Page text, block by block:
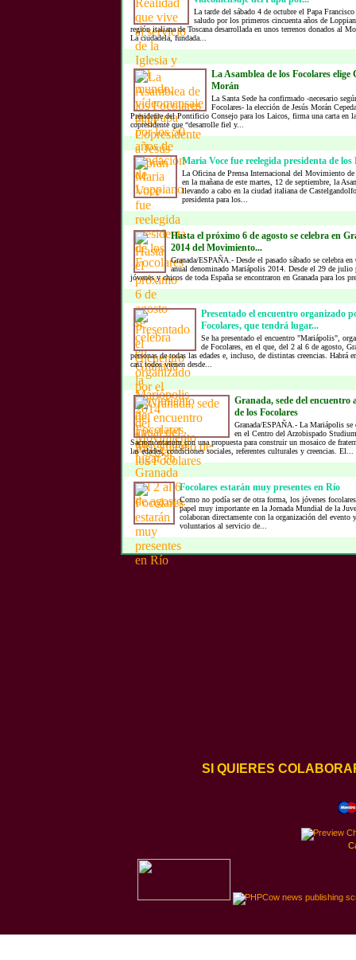
La tarde del sábado 4 de octubre el Papa
saludo por los primeros cincuenta años de
región italiana de Toscana desarrollada en unos terrenos donados al
La ciudadela, fundada...
La Asamblea de los Focolares elige
Morán
La Santa Sede ha confirmado -necesario
Focolares- la elección de Jesús Morán
Presidente del Pontificio Consejo para los Laicos, firma una carta en
copresidente que “desarrolle fiel y...
Maria Voce fue reelegida presidenta de los
La Oficina de Prensa Internacional del Movimiento
en la mañana de este martes, 12 de septiembre, la
llevando a cabo en la ciudad italiana de
presidenta para los...
Hasta el próximo 6 de agosto se celebra en
2014 del Movimiento...
Granada/ESPAÑA.- Desde el pasado sábado se celebra
anual denominado Mariápolis 2014. Desde el 29 de julio
jóvenes y chicos de toda España se encontraron en Granada para los
Presentado el encuentro organizado
Focolares, que tendrá lugar...
Se ha presentado el encuentro "Mariápolis",
de Focolares, en el que, del 2 al 6 de agosto,
personas de todas las edades e, incluso, de distintas creencias. Habrá
casi todos vienen desde...
Granada, sede del
de los Focolares
Granada/ESPAÑA.- La Mariápolis se
en el Centro del Arzobispado
Sacromontanum con una propuesta para construir un mosaico de
las edades, condiciones sociales, referentes culturales y creencias. El...
Focolares estarán muy presentes en Río
Como no podía ser de otra forma, los jóvenes
papel muy importante en la Jornada Mundial de la
colaboran directamente con la organización del
voluntarios al servicio de...
SI QUIERES